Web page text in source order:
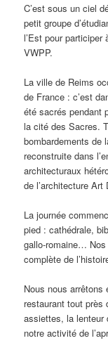
C’est sous un ciel
petit groupe
l’Est pour participer
VWPP.
La ville de Reims
de France : c’est
été sacrés pendant
la cité des Sacres.
bombardements de
reconstruite dans
architecturaux
de l’architecture Art
La journée
pied : cathédrale,
gallo-romaine… Nos
complète de
Nous nous arrêtons
restaurant tout près
assiettes, la lenteur
notre activité de